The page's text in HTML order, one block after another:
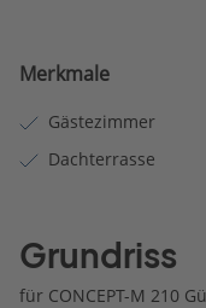
Merkmale
Gästezimmer
Dachterrasse
Grundriss
für CONCEPT-M 210